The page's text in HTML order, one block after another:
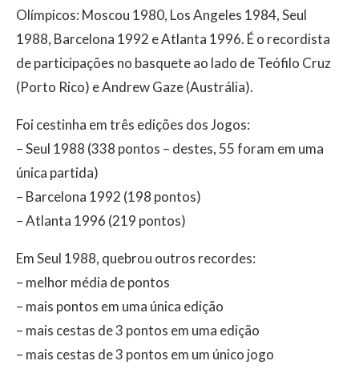
Olímpicos: Moscou 1980, Los Angeles 1984, Seul
1988, Barcelona 1992 e Atlanta 1996. É o recordista
de participações no basquete ao lado de Teófilo Cruz
(Porto Rico) e Andrew Gaze (Austrália).
Foi cestinha em três edições dos Jogos:
– Seul 1988 (338 pontos – destes, 55 foram em uma
única partida)
– Barcelona 1992 (198 pontos)
– Atlanta 1996 (219 pontos)
Em Seul 1988, quebrou outros recordes:
– melhor média de pontos
– mais pontos em uma única edição
– mais cestas de 3 pontos em uma edição
– mais cestas de 3 pontos em um único jogo